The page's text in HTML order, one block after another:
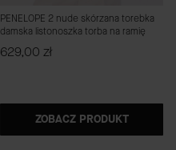
PENELOPE 2 nude skórzana torebka
damska listonoszka torba na ramię
Cena
629,00 zł
ZOBACZ PRODUKT